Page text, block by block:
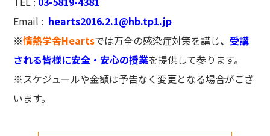
Email : hearts2016.2.1@hb.tp1.jp
※情熱学舎Heartsでは万全の感染症対策を講じ、 受講
される皆様に安全・安心の授業を提供して参ります。
※スケジュールや金額は予告なく変更となる場合がござ
います。